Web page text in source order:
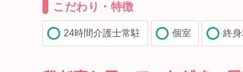
こだわり・特徴
24時間介護士常駐 個室 終